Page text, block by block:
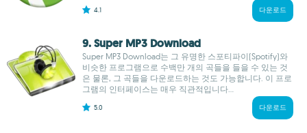
4.1 다운로드
9. Super MP3 Download
Super MP3 Download는 그 유명한 스포티파이(Spotify)와
비슷한 프로그램으로 수백만 개의 곡들을 들을 수 있는 것
은 물론, 그 곡들을 다운로드하는 것도 가능합니다. 이 프로
그램의 인터페이스는 매우 직관적입니다...
5.0 다운로드